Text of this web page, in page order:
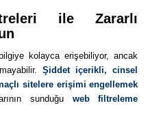
ile Zararlı
kolayca erişebiliyor, ancak
Şiddet içerikli, cinsel
sitelere erişimi engellemek
sunduğu web filtreleme